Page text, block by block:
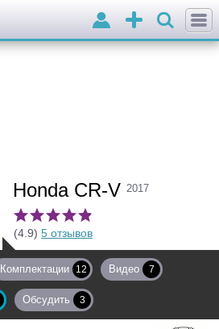
Добавить
объявление
Войти
Honda CR-V 2017
(4.9) 5 отзывов
Комплектации 12 Видео 7
Обсудить 3